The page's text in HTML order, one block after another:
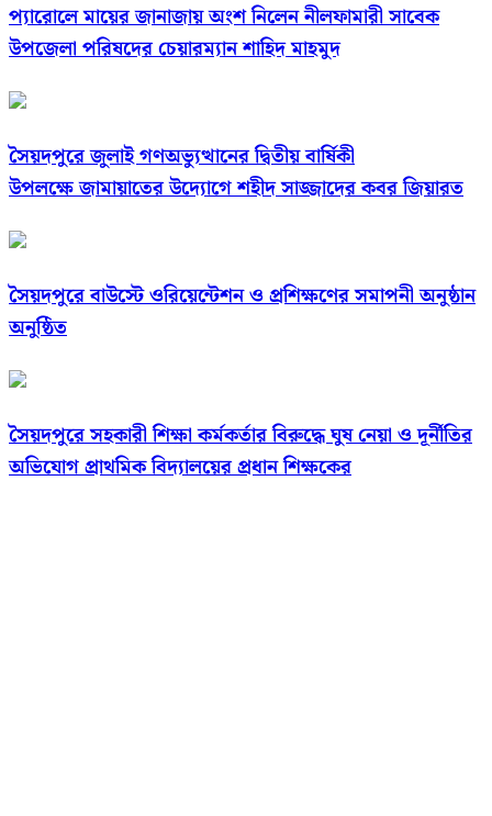
প্যারোলে মায়ের জানাজায় অংশ নিলেন নীলফামারী সাবেক
উপজেলা পরিষদের চেয়ারম্যান শাহিদ মাহমুদ
সৈয়দপুরে জুলাই গণঅভ্যুত্থানের দ্বিতীয় বার্ষিকী
উপলক্ষে জামায়াতের উদ্যোগে শহীদ সাজ্জাদের কবর জিয়ারত
সৈয়দপুরে বাউস্টে ওরিয়েন্টেশন ও প্রশিক্ষণের সমাপনী অনুষ্ঠান
অনুষ্ঠিত
সৈয়দপুরে সহকারী শিক্ষা কর্মকর্তার বিরুদ্ধে ঘুষ নেয়া ও দূর্নীতির
অভিযোগ প্রাথমিক বিদ্যালয়ের প্রধান শিক্ষকের